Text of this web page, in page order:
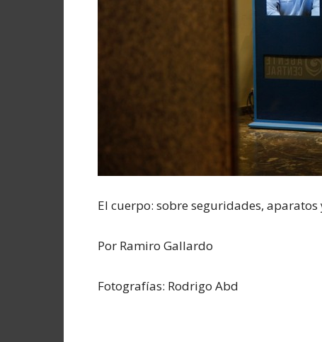
El cuerpo: sobre seguridades,
Por Ramiro Gallardo
Fotografías: Rodrigo Abd